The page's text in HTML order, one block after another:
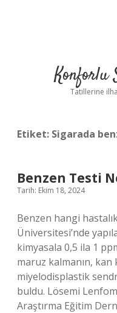
Konforlu
Tatillerine
Etiket: Sigarada
Benzen Testi
Tarih: Ekim 18, 2024
Benzen hangi
Üniversitesi’nde
kimyasala 0,5 ila 1
maruz kalmanın,
miyelodisplastik
buldu. Lösemi
Araştırma Eğitim